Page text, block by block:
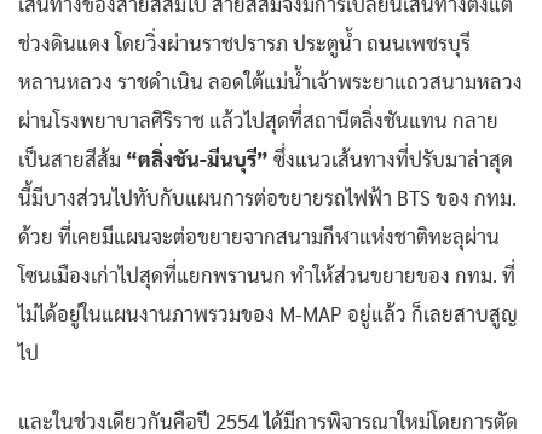
เส้นทางของสายสีส้มไป สายสีส้มจึงมีการเปลี่ยนเส้นทางตั้งแต่
ช่วงดินแดง โดยวิ่งผ่านราชปรารภ ประตูน้ำ ถนนเพชรบุรี
หลานหลวง ราชดำเนิน ลอดใต้แม่น้ำเจ้าพระยาแถวสนามหลวง
ผ่านโรงพยาบาลศิริราช แล้วไปสุดที่สถานีตลิ่งชันแทน กลาย
เป็นสายสีส้ม “ตลิ่งชัน-มีนบุรี” ซึ่งแนวเส้นทางที่ปรับมาล่าสุด
นี้มีบางส่วนไปทับกับแผนการต่อขยายรถไฟฟ้า BTS ของ กทม.
ด้วย ที่เคยมีแผนจะต่อขยายจากสนามกีฬาแห่งชาติทะลุผ่าน
โซนเมืองเก่าไปสุดที่แยกพรานนก ทำให้ส่วนขยายของ กทม. ที่
ไม่ได้อยู่ในแผนงานภาพรวมของ M-MAP อยู่แล้ว ก็เลยสาบสูญ
ไป
และในช่วงเดียวกันคือปี 2554 ได้มีการพิจารณาใหม่โดยการตัด